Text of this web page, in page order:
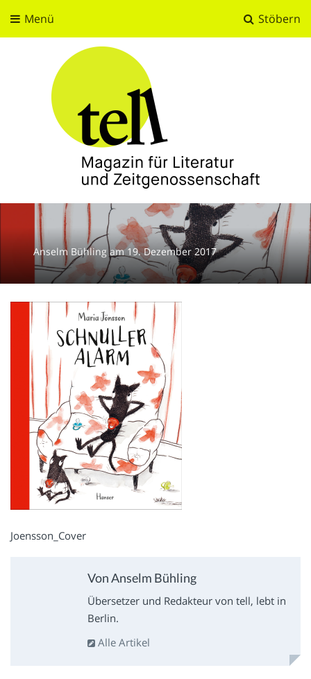
Stöbern
Menü
tell
Magazin für Literatur und Zeitgenossenschaft
Anselm Bühlingam 19. Dezember 2017
Joensson_Cover
Von Anselm Bühling
Übersetzer und Redakteur von tell, lebt in
Berlin.
Alle Artikel